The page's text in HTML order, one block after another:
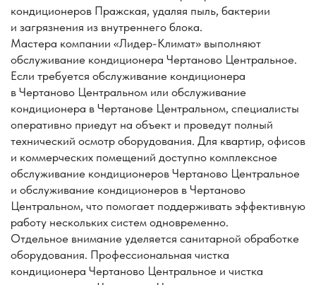
и коммерческих помещений доступно комплексное
обслуживание кондиционеров Чертаново Центральное
и обслуживание кондиционеров в Чертаново
Центральном, что помогает поддерживать эффективную
работу нескольких систем одновременно.
Отдельное внимание уделяется санитарной обработке
оборудования. Профессиональная чистка
кондиционера Чертаново Центральное и чистка
кондиционера в Чертаново Центральном позволяет
устранить неприятные запахи и улучшить качество
воздуха. При необходимости проводится глубокая
чистка кондиционеров Чертаново Центральном и чистка
кондиционеров в Чертаново Центральном, включая
обработку теплообменников и дренажной системы.
Обращаясь в компанию «Лидер-Климат», вы получаете
надежное обслуживание кондиционеров, быстрый
выезд мастера и профессиональный сервис в районе
Чертаново Центральное.